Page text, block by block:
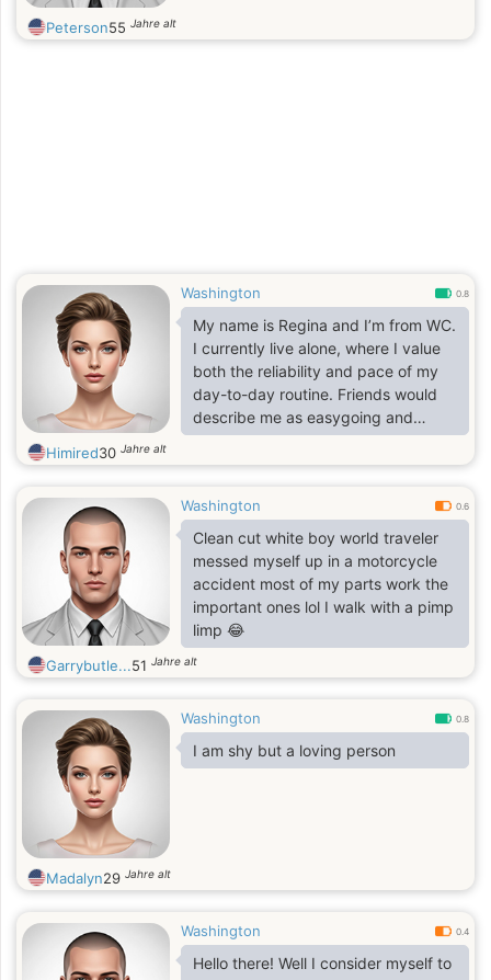
Peterson55 Jahre alt
Washington 0.8
My name is Regina and I’m from WC.
I currently live alone, where I value
both the reliability and pace of my
day-to-day routine. Friends would
describe me as easygoing and
down-to-earth I do my best to avoid
unnecessary stress and prefer life’s
taking walks and spending time
outdoors, whether it’s a quiet
morning by myself or a lively
afternoon with family and friends.
Visiting places like the zoo,
aquarium, and museums fascinates
me; I love exploring new
Himired30 Jahre alt
Washington 0.6
Clean cut white boy world traveler
messed myself up in a motorcycle
accident most of my parts work the
important ones lol I walk with a pimp
limp 😂
Garrybutle...51 Jahre alt
Washington 0.8
I am shy but a loving person
Madalyn29 Jahre alt
Washington 0.4
Hello there! Well I consider myself to